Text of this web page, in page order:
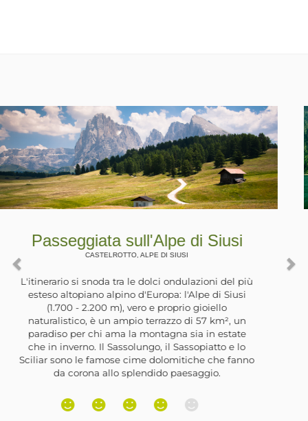
Passeggiata in riva al Lago di
Zoccolo
ULTIMO, , SANTA VALPURGA
La Val d'Ultimo è stata interessata negli anni ‘60
da grandi lavori per la realizzazione di opere
idroelettriche. Lungo la valle sono stati costruiti
degli sbarramenti che hanno formato alcuni laghi
artificiali. Il più grande si trova nei pressi del paese
di Santa Valburga e, lungo la sua riva orientale, si